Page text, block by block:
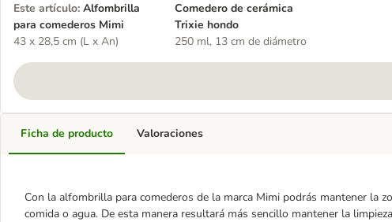
Este artículo: Alfombrilla
para comederos Mimi
43 x 28,5 cm (L x An)
Comedero de cerámica
Trixie hondo
250 ml, 13 cm de diámetro
Ficha de producto
Con la alfombrilla para comederos de la marca Mimi podrás mantener la
comida o agua. De esta manera resultará más sencillo mantener la
Valoraciones